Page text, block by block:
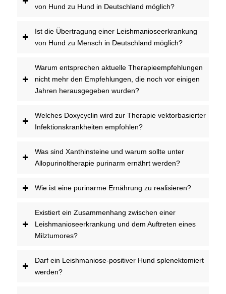
von Hund zu Hund in Deutschland möglich?
Ist die Übertragung einer Leishmanioseerkrankung
von Hund zu Mensch in Deutschland möglich?
Warum entsprechen aktuelle Therapieempfehlungen
nicht mehr den Empfehlungen, die noch vor einigen
Jahren herausgegeben wurden?
Welches Doxycyclin wird zur Therapie vektorbasierter
Infektionskrankheiten empfohlen?
Was sind Xanthinsteine und warum sollte unter
Allopurinoltherapie purinarm ernährt werden?
Wie ist eine purinarme Ernährung zu realisieren?
Existiert ein Zusammenhang zwischen einer
Leishmanioseerkrankung und dem Auftreten eines
Milztumores?
Darf ein Leishmaniose-positiver Hund splenektomiert
werden?